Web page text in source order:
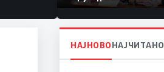
Коридор 8, Македонија
станува раскрсница на
Балканот
НАЈНОВОНАЈЧИТАНО